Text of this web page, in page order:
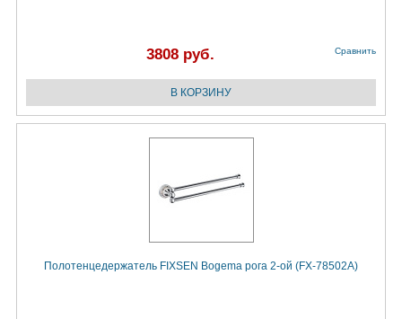
3808 руб. Сравнить
Полотенцедержатель FIXSEN Bogema рога 2-ой (FX-78502A)